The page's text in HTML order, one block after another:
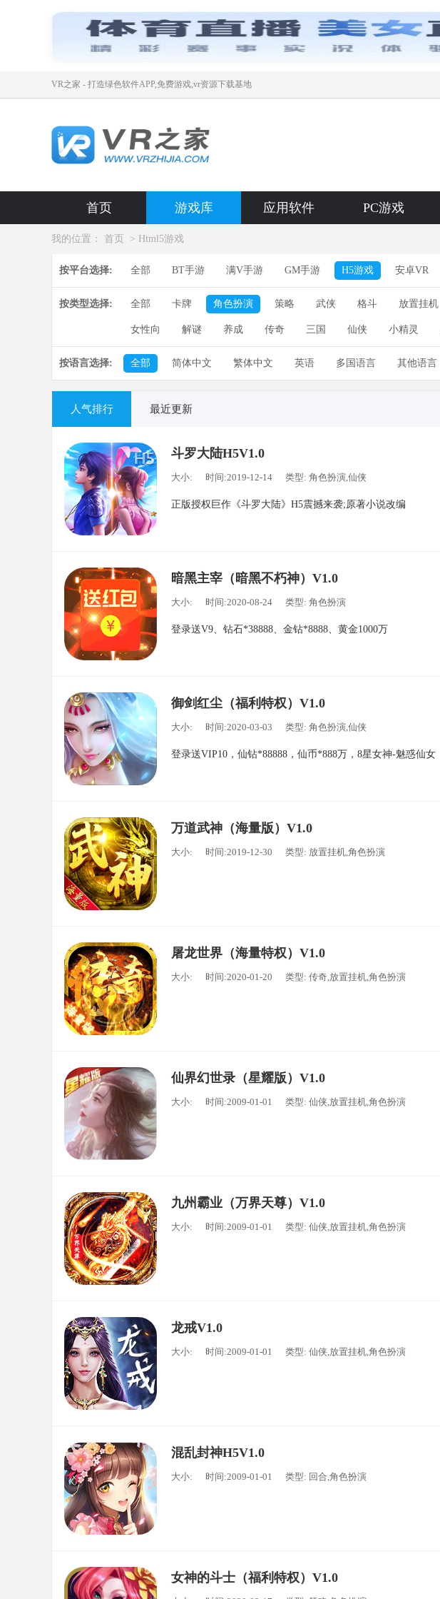
VR之家 - 打造绿色软件APP,免费游戏,vr资源下载基地
首页 游戏库 应用软件 PC游戏
我的位置： 首页 > Html5游戏
按平台选择: 全部 BT手游 满V手游 GM手游 H5游戏 安卓VR
按类型选择: 全部 卡牌 角色扮演 策略 武侠 格斗 放置挂机
女性向 解谜 养成 传奇 三国 仙侠 小精灵
按语言选择: 全部 简体中文 繁体中文 英语 多国语言 其他语言
人气排行 最近更新
斗罗大陆H5V1.0
大小: 时间:2019-12-14 类型: 角色扮演,仙侠
正版授权巨作《斗罗大陆》H5震撼来袭;原著小说改编
暗黑主宰（暗黑不朽神）V1.0
大小: 时间:2020-08-24 类型: 角色扮演
登录送V9、钻石*38888、金钻*8888、黄金1000万
御剑红尘（福利特权）V1.0
大小: 时间:2020-03-03 类型: 角色扮演,仙侠
登录送VIP10，仙钻*88888，仙币*888万，8星女神-魅惑仙女
万道武神（海量版）V1.0
大小: 时间:2019-12-30 类型: 放置挂机,角色扮演
屠龙世界（海量特权）V1.0
大小: 时间:2020-01-20 类型: 传奇,放置挂机,角色扮演
仙界幻世录（星耀版）V1.0
大小: 时间:2009-01-01 类型: 仙侠,放置挂机,角色扮演
九州霸业（万界天尊）V1.0
大小: 时间:2009-01-01 类型: 仙侠,放置挂机,角色扮演
龙戒V1.0
大小: 时间:2009-01-01 类型: 仙侠,放置挂机,角色扮演
混乱封神H5V1.0
大小: 时间:2009-01-01 类型: 回合,角色扮演
女神的斗士（福利特权）V1.0